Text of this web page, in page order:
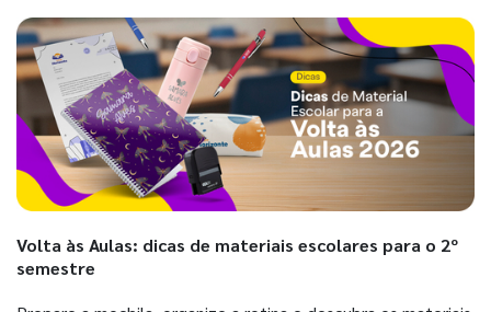
Volta às Aulas: dicas de materiais escolares para o 2º
semestre